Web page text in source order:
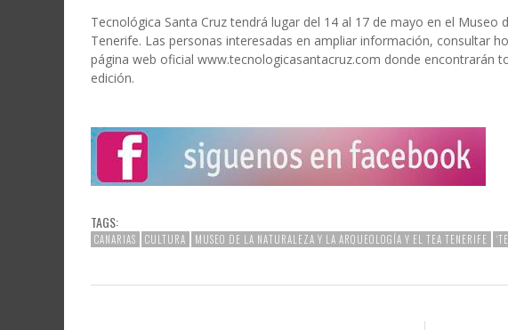
Tecnológica Santa Cruz tendrá lugar del 14 al 17 de mayo en el Museo
Tenerife. Las personas interesadas en ampliar información, consultar
página web oficial www.tecnologicasantacruz.com donde encontrarán
edición.
TAGS:
CANARIAS CULTURA MUSEO DE LA NATURALEZA Y LA ARQUEOLOGÍA Y EL TEA TENERIFE